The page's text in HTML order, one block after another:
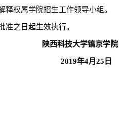
释权属学院招生工作领导小组。
准之日起生效执行。
陕西科技大学镐京学院
2019年4月25 日